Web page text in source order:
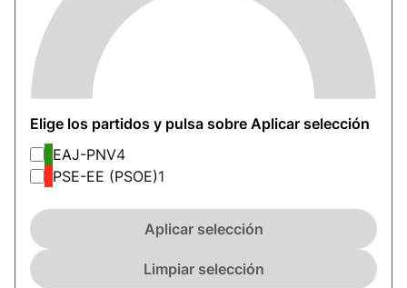
Elige los partidos y pulsa sobre Aplicar selección
EAJ-PNV4
PSE-EE (PSOE)1
Aplicar selección
Limpiar selección